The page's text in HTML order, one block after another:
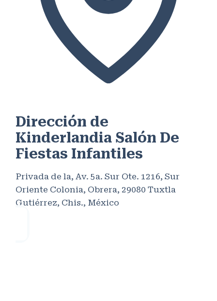
Dirección de
Kinderlandia Salón De
Fiestas Infantiles
Privada de la, Av. 5a. Sur Ote. 1216, Sur
Oriente Colonia, Obrera, 29080 Tuxtla
Gutiérrez, Chis., México